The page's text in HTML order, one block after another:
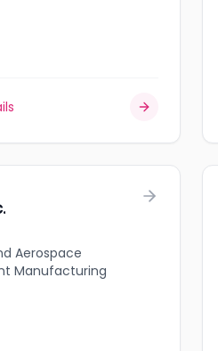
Aerospace
Manufacturing